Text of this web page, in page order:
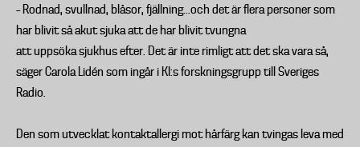
– Rodnad, svullnad, blåsor, fjällning...och det är flera personer som
har blivit så akut sjuka att de har blivit tvungna
att uppsöka sjukhus efter. Det är inte rimligt att det ska vara så,
säger Carola Lidén som ingår i KI:s forskningsgrupp till Sveriges
Radio.
Den som utvecklat kontaktallergi mot hårfärg kan tvingas leva med